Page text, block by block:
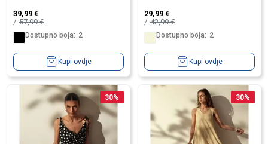
39,99 €
57,99€
Dostupno boja: 2
Kupi ovdje
29,99 €
42,99€
Dostupno boja: 2
Kupi ovdje
30% 30%